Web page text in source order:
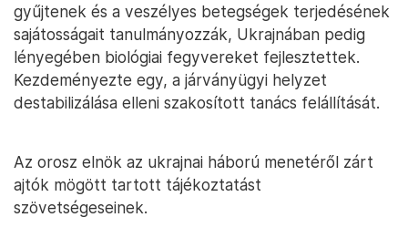
gyűjtenek és a veszélyes betegségek terjedésének
sajátosságait tanulmányozzák, Ukrajnában pedig
lényegében biológiai fegyvereket fejlesztettek.
Kezdeményezte egy, a járványügyi helyzet
destabilizálása elleni szakosított tanács felállítását.
Az orosz elnök az ukrajnai háború menetéről zárt
ajtók mögött tartott tájékoztatást
szövetségeseinek.